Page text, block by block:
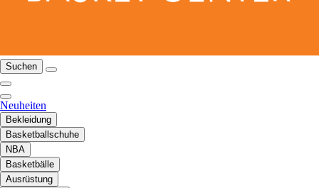
Suchen
Neuheiten
Bekleidung
Basketballschuhe
NBA
Basketbälle
Ausrüstung